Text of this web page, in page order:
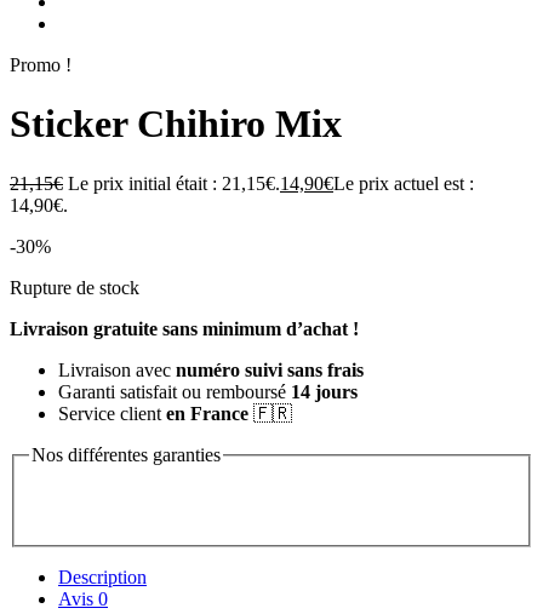
Promo !
Sticker Chihiro Mix
21,15€ Le prix initial était : 21,15€.14,90€Le prix actuel est :
14,90€.
-30%
Rupture de stock
Livraison gratuite sans minimum d’achat !
Livraison avec numéro suivi sans frais
Garanti satisfait ou remboursé 14 jours
Service client en France 🇫🇷
Nos différentes garanties
Description
Avis 0